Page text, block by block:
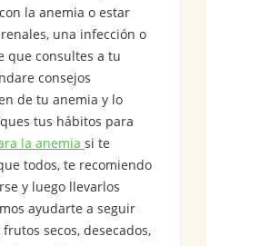
la anemia o estar
una infección o
que consultes a tu
consejos
de tu anemia y lo
tus hábitos para
la anemia si te
todos, te recomiendo
y luego llevarlos
ayudarte a seguir
secos, desecados,